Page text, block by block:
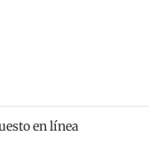
en línea